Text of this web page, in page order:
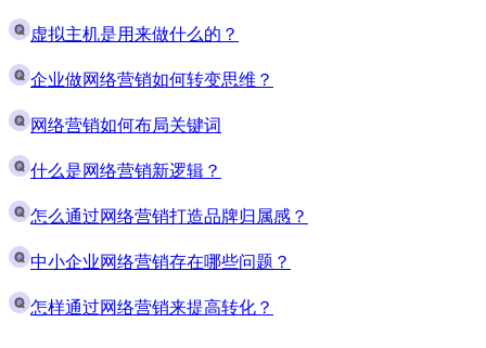
虚拟主机是用来做什么的？
企业做网络营销如何转变思维？
网络营销如何布局关键词
什么是网络营销新逻辑？
怎么通过网络营销打造品牌归属感？
中小企业网络营销存在哪些问题？
怎样通过网络营销来提高转化？